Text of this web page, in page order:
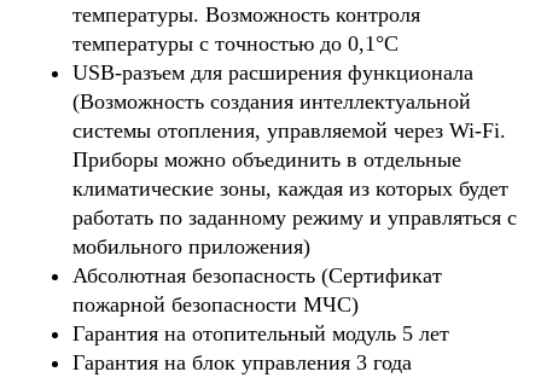
температуры. Возможность контроля
температуры с точностью до 0,1°С
USB-разъем для расширения функционала
(Возможность cоздания интеллектуальной
системы отопления, управляемой через Wi-Fi.
Приборы можно объединить в отдельные
климатические зоны, каждая из которых будет
работать по заданному режиму и управляться с
мобильного приложения)
Абсолютная безопасность (Сертификат
пожарной безопасности МЧС)
Гарантия на отопительный модуль 5 лет
Гарантия на блок управления 3 года